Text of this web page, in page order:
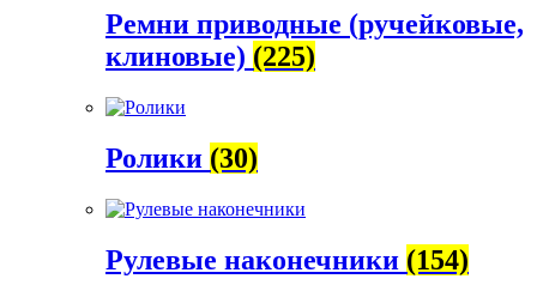
Ремни приводные (ручейковые,
клиновые) (225)
Ролики (30)
Рулевые наконечники (154)